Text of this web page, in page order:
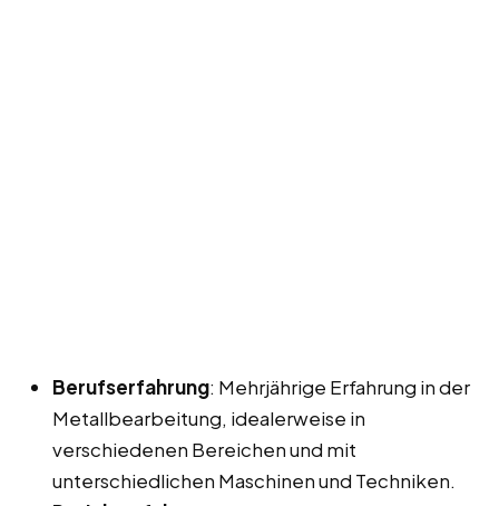
Berufserfahrung: Mehrjährige Erfahrung in der
Metallbearbeitung, idealerweise in
verschiedenen Bereichen und mit
unterschiedlichen Maschinen und Techniken.